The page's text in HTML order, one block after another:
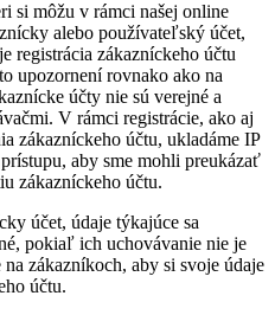
si môžu v rámci našej online
alebo používateľský účet,
registrácia zákazníckeho účtu
upozornení rovnako ako na
účty nie sú verejné a
V rámci registrácie, ako aj
zákazníckeho účtu, ukladáme IP
aby sme mohli preukázať
zákazníckeho účtu.
účet, údaje týkajúce sa
pokiaľ ich uchovávanie nie je
zákazníkoch, aby si svoje údaje
účtu.